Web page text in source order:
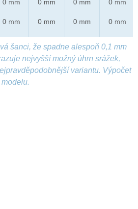
0 mm
0 mm
0 mm
0 mm
0 mm
0 mm
0 mm
0 mm
šanci, že spadne alespoň 0,1 mm
nejvyšší možný úhrn srážek,
variantu. Výpočet